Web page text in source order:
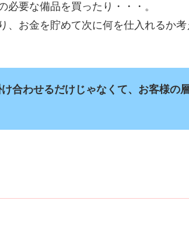
要な備品を買ったり・・・。
、お金を貯めて次に何を仕入れるか
合わせるだけじゃなくて、お客様の